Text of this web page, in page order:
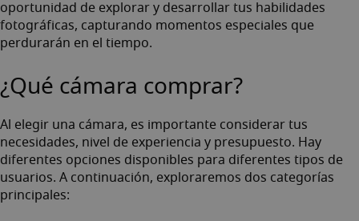
oportunidad de explorar y desarrollar tus habilidades
fotográficas, capturando momentos especiales que
perdurarán en el tiempo.
¿Qué cámara comprar?
Al elegir una cámara, es importante considerar tus
necesidades, nivel de experiencia y presupuesto. Hay
diferentes opciones disponibles para diferentes tipos de
usuarios. A continuación, exploraremos dos categorías
principales: